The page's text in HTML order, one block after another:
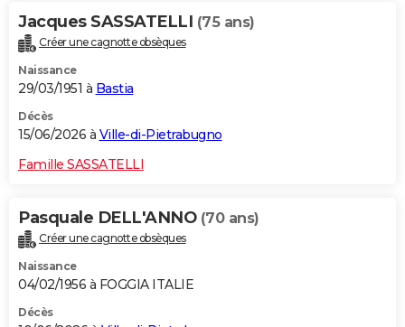
Jacques SASSATELLI (75 ans)
Créer une cagnotte obsèques
Naissance
29/03/1951 à Bastia
Décès
15/06/2026 à Ville-di-Pietrabugno
Famille SASSATELLI
Pasquale DELL'ANNO (70 ans)
Créer une cagnotte obsèques
Naissance
04/02/1956 à FOGGIA ITALIE
Décès